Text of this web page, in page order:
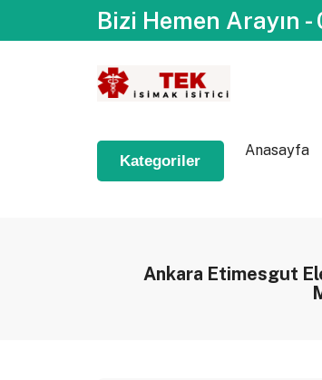
Bizi Hemen Arayın
Kategoriler
Anasayfa
Ankara Etimesgut